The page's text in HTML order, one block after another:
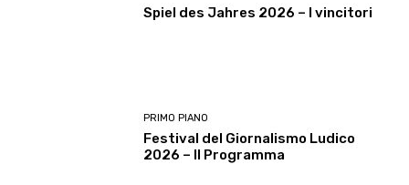
Spiel des Jahres 2026 – I vincitori
PRIMO PIANO
Festival del Giornalismo Ludico
2026 – Il Programma